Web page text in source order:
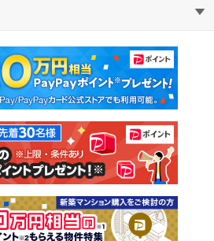
中古マンション
中古一戸建て
土地
教えて！住まいの先生